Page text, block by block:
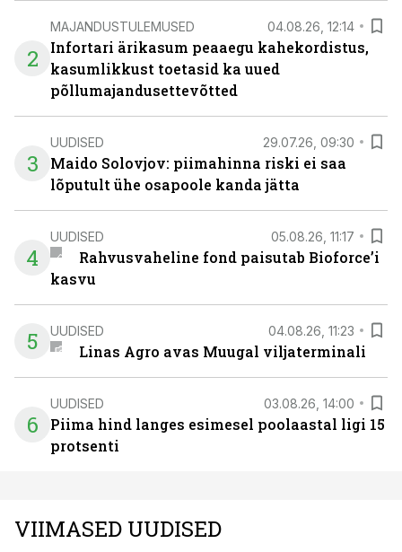
2
MAJANDUSTULEMUSED 04.08.26, 12:14
Infortari ärikasum peaaegu kahekordistus,
kasumlikkust toetasid ka uued
põllumajandusettevõtted
3
UUDISED 29.07.26, 09:30
Maido Solovjov: piimahinna riski ei saa
lõputult ühe osapoole kanda jätta
4
UUDISED 05.08.26, 11:17
Rahvusvaheline fond paisutab Bioforce’i
kasvu
5 UUDISED 04.08.26, 11:23
Linas Agro avas Muugal viljaterminali
6
UUDISED 03.08.26, 14:00
Piima hind langes esimesel poolaastal ligi 15
protsenti
VIIMASED UUDISED